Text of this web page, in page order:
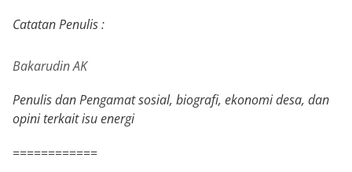
Catatan Penulis :
Bakarudin AK
Penulis dan Pengamat sosial, biografi, ekonomi desa, dan
opini terkait isu energi
============